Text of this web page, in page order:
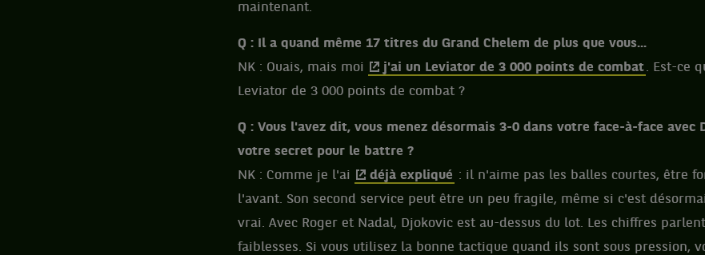
maintenant.
Q : Il a quand même 17 titres du Grand Chelem de plus que vous...
NK : Ouais, mais moi
j'ai un Leviator de 3 000 points de combat. Est-ce
Leviator de 3 000 points de combat ?
Q : Vous l'avez dit, vous menez désormais 3-0 dans votre face-à-face avec
votre secret pour le battre ?
NK : Comme je l'ai
déjà expliqué : il n'aime pas les balles courtes, être
l'avant. Son second service peut être un peu fragile, même si c'est
vrai. Avec Roger et Nadal, Djokovic est au-dessus du lot. Les chiffres
faiblesses. Si vous utilisez la bonne tactique quand ils sont sous pression,